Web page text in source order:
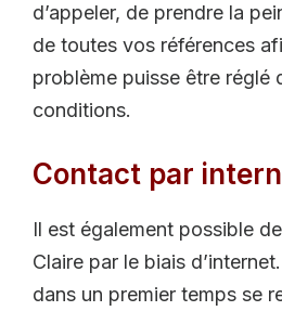
d’appeler, de prendre la
de toutes vos références
problème puisse être réglé
conditions.
Contact par
Il est également possible
Claire par le biais
dans un premier temps se